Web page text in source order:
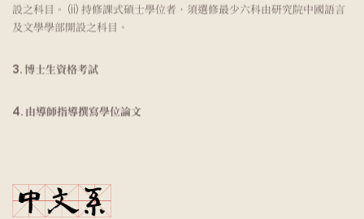
設之科目。 (ii) 持修課式碩士學位者，須選修最少六科由研究院中國語言
及文學學部開設之科目。
3. 博士生資格考試
4. 由導師指導撰寫學位論文